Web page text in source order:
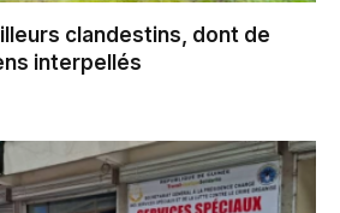
clandestins, dont de
interpellés